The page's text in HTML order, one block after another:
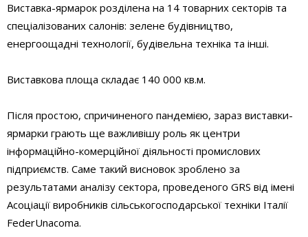
Виставка-ярмарок розділена на 14 товарних секторів та
спеціалізованих салонів: зелене будівництво,
енергоощадні технології, будівельна техніка та інші.
Виставкова площа складає 140 000 кв.м.
Після простою, спричиненого пандемією, зараз виставки-
ярмарки грають ще важливішу роль як центри
інформаційно-комерційної діяльності промислових
підприємств. Саме такий висновок зроблено за
результатами аналізу сектора, проведеного GRS від імені
Асоціації виробників сільськогосподарської техніки Італії
FederUnacoma.